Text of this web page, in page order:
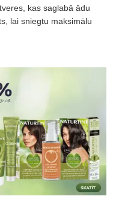
kas saglabā ādu
lai sniegtu maksimālu